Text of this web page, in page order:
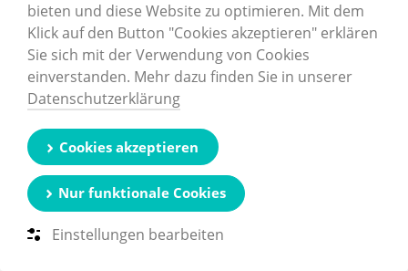
bieten und diese Website zu optimieren. Mit dem
Klick auf den Button "Cookies akzeptieren" erklären
Sie sich mit der Verwendung von Cookies
einverstanden. Mehr dazu finden Sie in unserer
Datenschutzerklärung
Einstellungen bearbeiten
Nur funktionale Cookies
Cookies akzeptieren